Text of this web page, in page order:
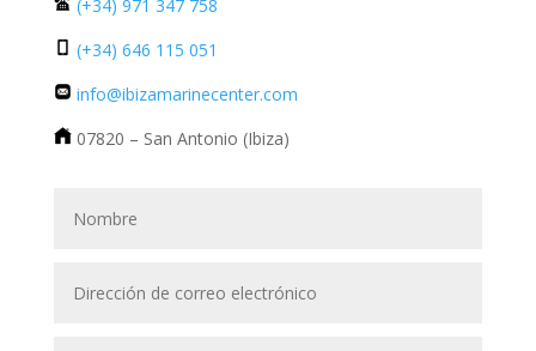
(+34) 971 347 758
(+34) 646 115 051
info@ibizamarinecenter.com
07820 – San Antonio (Ibiza)